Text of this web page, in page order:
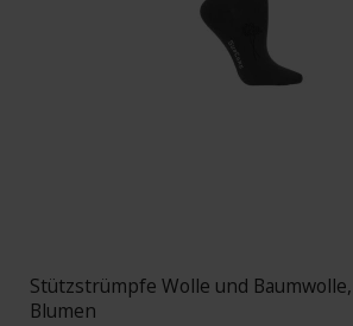
Stützstrümpfe Wolle und
Blumen